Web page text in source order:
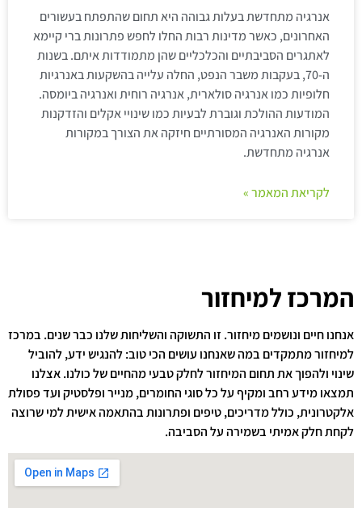
אנרגיה מתחדשת בעלות גבוהה היא תחום שהתפתח בעשורים
האחרונים, כאשר מדינות רבות החלו לחפש פתרונות ברי קיימא
לאתגרים הסביבתיים והכלכליים שהן מתמודדות איתם. בשנות
ה-70, בעקבות משבר הנפט, החלה עלייה בהשקעות באנרגיות
חלופיות כמו אנרגיה סולארית, אנרגיה רוחית ואנרגיה ביומסה.
המודעות ההולכת וגוברת לבעיות כמו שינויי אקלים והזדקנות
מקורות האנרגיה המסורתיים חיזקה את הצורך במקורות
אנרגיה מתחדשת.
לקריאת המאמר »
המרכז למיחזור
אנחנו חיים ונושמים מיחזור. זו התשוקה והשליחות שלנו כבר שנים. במרכז
למיחזור מתמקדים במה שאנחנו עושים הכי טוב: להנגיש ידע, להוביל
שינוי ולהפוך את תחום המיחזור לחלק טבעי מהחיים של כולנו. אצלנו
תמצאו מידע רחב ומקיף על כל סוגי החומרים, מנייר ופלסטיק ועד פסולת
אלקטרונית, כולל מדריכים, טיפים ופתרונות בהתאמה אישית למי שרוצה
לקחת חלק אמיתי בשמירה על הסביבה.